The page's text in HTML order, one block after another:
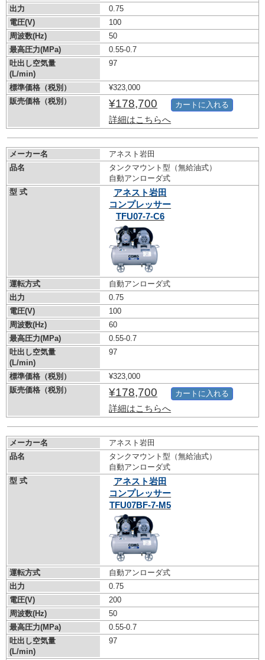
出力
0.75
電圧(V)
100
周波数(Hz)
50
最高圧力(MPa)
0.55-0.7
吐出し空気量
(L/min)
97
標準価格（税別）
¥323,000
販売価格（税別）
¥178,700
詳細はこちらへ
カートに入れる
メーカー名
アネスト岩田
品名
タンクマウント型（無給油式）
自動アンローダ式
型 式
アネスト岩田
コンプレッサー
TFU07-7-C6
運転方式
自動アンローダ式
出力
0.75
電圧(V)
100
周波数(Hz)
60
最高圧力(MPa)
0.55-0.7
吐出し空気量
(L/min)
97
標準価格（税別）
¥323,000
販売価格（税別）
¥178,700
詳細はこちらへ
カートに入れる
メーカー名
アネスト岩田
品名
タンクマウント型（無給油式）
自動アンローダ式
型 式
アネスト岩田
コンプレッサー
TFU07BF-7-M5
運転方式
自動アンローダ式
出力
0.75
電圧(V)
200
周波数(Hz)
50
最高圧力(MPa)
0.55-0.7
吐出し空気量
(L/min)
97